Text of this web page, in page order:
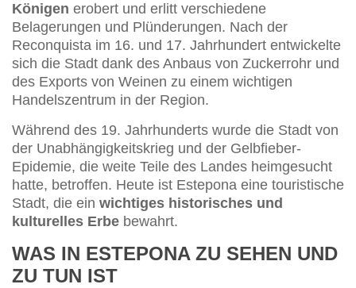
Königen erobert und erlitt verschiedene
Belagerungen und Plünderungen. Nach der
Reconquista im 16. und 17. Jahrhundert entwickelte
sich die Stadt dank des Anbaus von Zuckerrohr und
des Exports von Weinen zu einem wichtigen
Handelszentrum in der Region.
Während des 19. Jahrhunderts wurde die Stadt von
der Unabhängigkeitskrieg und der Gelbfieber-
Epidemie, die weite Teile des Landes heimgesucht
hatte, betroffen. Heute ist Estepona eine touristische
Stadt, die ein wichtiges historisches und
kulturelles Erbe bewahrt.
WAS IN ESTEPONA ZU SEHEN UND
ZU TUN IST